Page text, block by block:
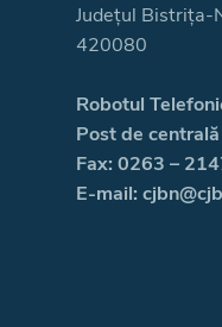
Județul Bistrița-
420080
Robotul
Post de
Fax: 0263 –
E-mail: